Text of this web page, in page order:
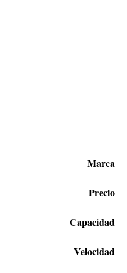
Marca
Precio
Capacidad
Velocidad